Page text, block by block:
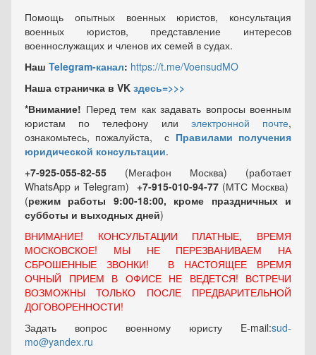
Помощь опытных военных юристов, консультация
военных юристов, представление интересов
военнослужащих и членов их семей в судах.
Наш Telegram-канал: https://t.me/VoensudMO
Наша страничка в VK здесь=>>>
*Внимание! Перед тем как задавать вопросы военным
юристам по телефону или электронной почте,
ознакомьтесь, пожалуйста, с Правилами получения
юридической консультации.
+7-925-055-82-55 (Мегафон Москва) (работает
WhatsApp и Telegram) +7-915-010-94-77 (МТС Москва)
(режим работы 9:00-18:00, кроме праздничных и
субботы и выходных дней)
ВНИМАНИЕ! КОНСУЛЬТАЦИИ ПЛАТНЫЕ, ВРЕМЯ
МОСКОВСКОЕ! МЫ НЕ ПЕРЕЗВАНИВАЕМ НА
СБРОШЕННЫЕ ЗВОНКИ! В НАСТОЯЩЕЕ ВРЕМЯ
ОЧНЫЙ ПРИЕМ В ОФИСЕ НЕ ВЕДЕТСЯ! ВСТРЕЧИ
ВОЗМОЖНЫ ТОЛЬКО ПОСЛЕ ПРЕДВАРИТЕЛЬНОЙ
ДОГОВОРЕННОСТИ!
Задать вопрос военному юристу E-mail:sud-
mo@yandex.ru